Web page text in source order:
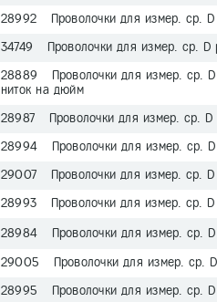
28992 Проволочки для измер. ср.
34749 Проволочки для измер. ср. D
28889 Проволочки для измер. ср.
ниток на дюйм
28987 Проволочки для измер. ср. D
28994 Проволочки для измер. ср.
29007 Проволочки для измер. ср.
28993 Проволочки для измер. ср. D
28984 Проволочки для измер. ср. D
29005 Проволочки для измер. ср.
28995 Проволочки для измер. ср.